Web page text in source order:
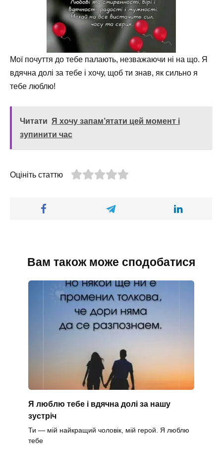
Мої почуття до тебе палають, незважаючи ні на що. Я
вдячна долі за тебе і хочу, щоб ти знав, як сильно я
тебе люблю!
Читати Я хочу запам’ятати цей момент і
зупинити час
Оцініть статтю
Вам також може сподобатися
Я люблю тебе і вдячна долі за нашу
зустріч
Ти — мій найкращий чоловік, мій герой. Я люблю
тебе